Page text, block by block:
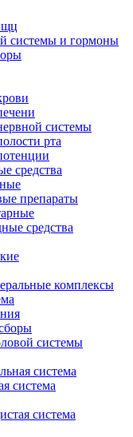
системы и гормоны
системы
рта
средства
препараты
средства
комплексы
системы
система
система
система